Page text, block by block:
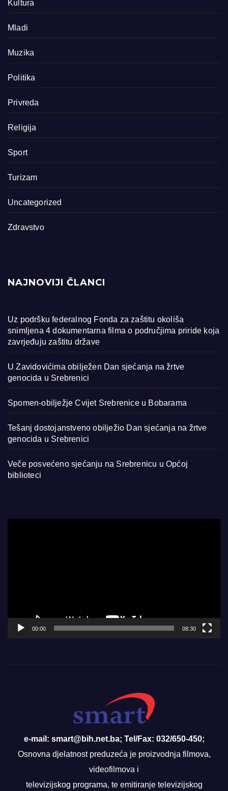
Kultura
Mladi
Muzika
Politika
Privreda
Religija
Sport
Turizam
Uncategorized
Zdravstvo
NAJNOVIJI ČLANCI
Uz podršku federalnog Fonda za zaštitu okoliša
snimljena 4 dokumentarna filma o područjima priride koja
zavrjeđuju zaštitu države
U Zavidovićima obilježen Dan sjećanja na žrtve
genocida u Srebrenici
Spomen-obilježje Cvijet Srebrenice u Bobarama
Tešanj dostojanstveno obilježio Dan sjećanja na žrtve
genocida u Srebrenici
Veče posvećeno sjećanju na Srebrenicu u Općoj
biblioteci
00:00 08:30
e-mail: smart@bih.net.ba; Tel/Fax: 032/650-450;
Osnovna djelatnost preduzeća je proizvodnja filmova,
videofilmova i
televizijskog programa, te emitiranje televizijskog